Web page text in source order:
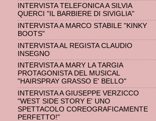
INTERVISTA TELEFONICA A SILVIA
QUERCI "IL BARBIERE DI SIVIGLIA"
INTERVISTA A MARCO STABILE "KINKY
BOOTS"
INTERVISTA AL REGISTA CLAUDIO
INSEGNO
INTERVISTA A MARY LA TARGIA
PROTAGONISTA DEL MUSICAL
"HAIRSPRAY GRASSO E' BELLO"
INTERVISTA A GIUSEPPE VERZICCO
"WEST SIDE STORY E' UNO
SPETTACOLO COREOGRAFICAMENTE
PERFETTO!"